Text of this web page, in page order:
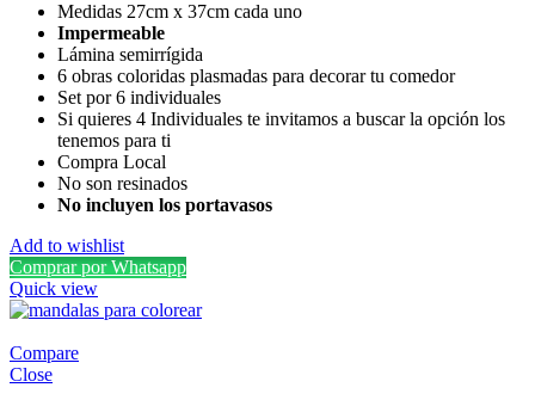
Medidas 27cm x 37cm cada uno
Impermeable
Lámina semirrígida
6 obras coloridas plasmadas para decorar tu comedor
Set por 6 individuales
Si quieres 4 Individuales te invitamos a buscar la opción los
tenemos para ti
Compra Local
No son resinados
No incluyen los portavasos
Add to wishlist
Comprar por Whatsapp
Quick view
Compare
Close